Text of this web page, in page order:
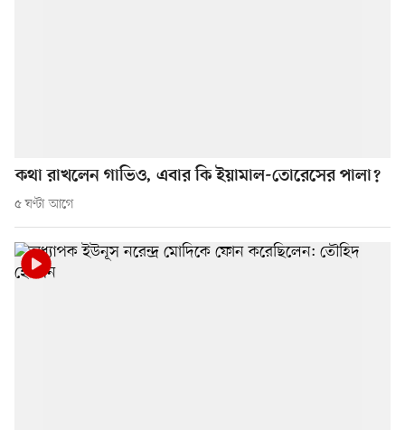
কথা রাখলেন গাভিও, এবার কি ইয়ামাল-তোরেসের পালা?
৫ ঘণ্টা আগে